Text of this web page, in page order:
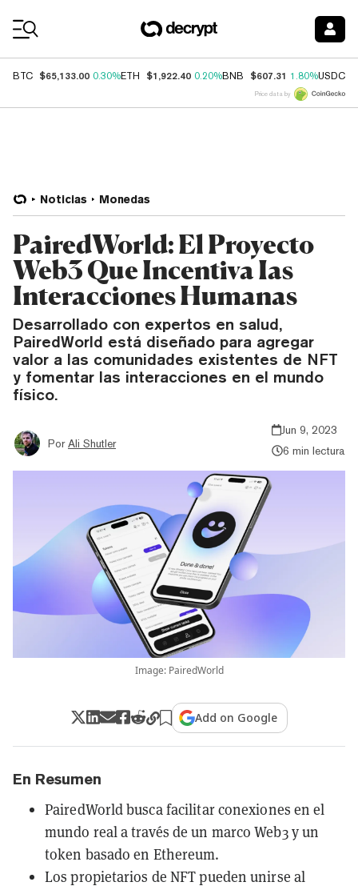
BTC $65,133.00 0.30%ETH $1,922.40 0.20%BNB $607.31 1.80%USDC
Price data by
Noticias Monedas
PairedWorld: El Proyecto
Web3 Que Incentiva Ias
Interacciones Humanas
Desarrollado con expertos en salud,
PairedWorld está diseñado para agregar
valor a las comunidades existentes de NFT
y fomentar las interacciones en el mundo
físico.
Por Ali Shutler
Jun 9, 2023
6 min lectura
Image: PairedWorld
Add on Google
En Resumen
PairedWorld busca facilitar conexiones en el
mundo real a través de un marco Web3 y un
token basado en Ethereum.
Los propietarios de NFT pueden unirse al